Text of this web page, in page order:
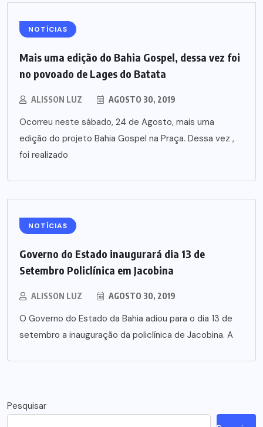
NOTÍCIAS
Mais uma edição do Bahia Gospel, dessa vez foi
no povoado de Lages do Batata
ALISSON LUZ AGOSTO 30, 2019
Ocorreu neste sábado, 24 de Agosto, mais uma
edição do projeto Bahia Gospel na Praça. Dessa vez ,
foi realizado
NOTÍCIAS
Governo do Estado inaugurará dia 13 de
Setembro Policlínica em Jacobina
ALISSON LUZ AGOSTO 30, 2019
O Governo do Estado da Bahia adiou para o dia 13 de
setembro a inauguração da policlínica de Jacobina. A
Pesquisar